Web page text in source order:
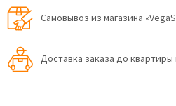
Самовывоз из магазина
Доставка заказа до